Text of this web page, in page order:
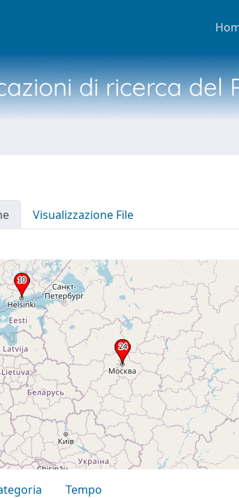
di ricerca del
Visualizzazione File
Tempo